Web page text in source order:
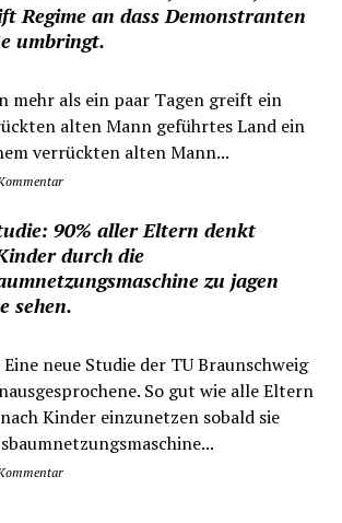
Regime an dass Demonstranten
umbringt.
mehr als ein paar Tagen greift ein
alten Mann geführtes Land ein
verrückten alten Mann...
90% aller Eltern denkt
durch die
zu jagen
sehen.
neue Studie der TU Braunschweig
So gut wie alle Eltern
Kinder einzunetzen sobald sie